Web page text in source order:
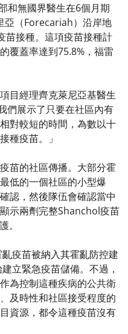
和無國界醫生在6個月期
亞（Forecariah）沿岸地
苗接種。這項疫苗接種計
覆蓋率達到75.8%，福雷
目經理齊克萊尼亞基醫生
們展示了只要在社區內有
對較短的時間，為數以十
種疫苗。」
苗的社區傳播。大部分霍
低的一個社區的小型爆
認，然後隊伍會確認當中
示兩劑完整Shanchol疫苗
。
疫苗被納入其霍亂防控建
立緊急疫苗儲備。不過，
為控制這種疾病的公共衛
及時性和社區接受程度的
資源，都令這種疫苗沒有